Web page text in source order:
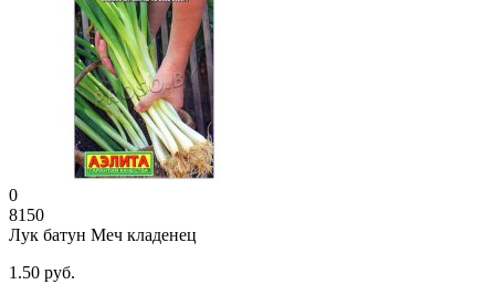
0
8150
Лук батун Меч кладенец
1.50 руб.